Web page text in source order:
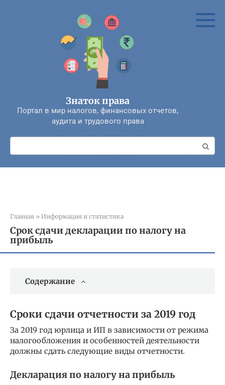
Знаток права
Портал в мир налогов, финансовых отчетов,
аудита и трудового права
Поиск:
Главная » Информация и статистика
Срок сдачи декларации по налогу на
прибыль
Содержание
Сроки сдачи отчетности за 2019 год
За 2019 год юрлица и ИП в зависимости от режима
налогообложения и особенностей деятельности
должны сдать следующие виды отчетности.
Декларация по налогу на прибыль